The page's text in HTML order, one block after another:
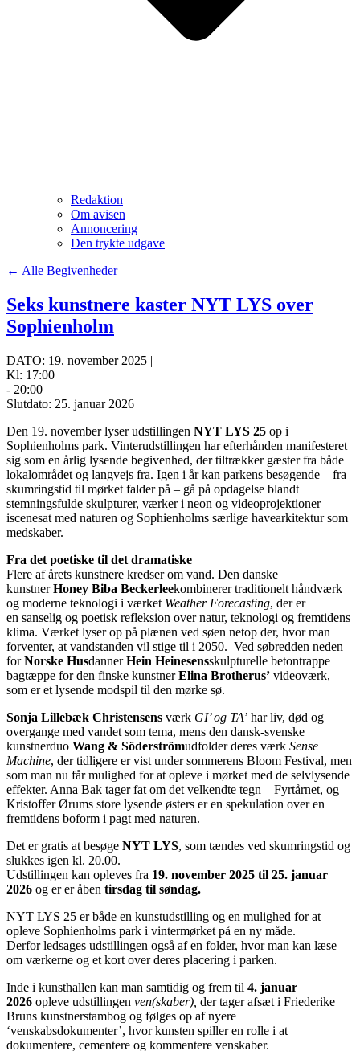
Redaktion
Om avisen
Annoncering
Den trykte udgave
← Alle Begivenheder
Seks kunstnere kaster NYT LYS over
Sophienholm
DATO: 19. november 2025 |
Kl: 17:00
- 20:00
Slutdato: 25. januar 2026
Den 19. november lyser udstillingen NYT LYS 25 op i
Sophienholms park. Vinterudstillingen har efterhånden manifesteret
sig som en årlig lysende begivenhed, der tiltrækker gæster fra både
lokalområdet og langvejs fra. Igen i år kan parkens besøgende – fra
skumringstid til mørket falder på – gå på opdagelse blandt
stemningsfulde skulpturer, værker i neon og videoprojektioner
iscenesat med naturen og Sophienholms særlige havearkitektur som
medskaber.
Fra det poetiske til det dramatiske
Flere af årets kunstnere kredser om vand. Den danske
kunstnerHoney Biba Beckerleekombinerer traditionelt håndværk
og moderne teknologi i værket Weather Forecasting, der er
en sanselig og poetisk refleksion over natur, teknologi og fremtidens
klima. Værket lyser op på plænen ved søen netop der, hvor man
forventer, at vandstanden vil stige til i 2050. Ved søbredden neden
forNorske HusdannerHein Heinesensskulpturelle betontrappe
bagtæppe for den finske kunstnerElina Brotherus’ videoværk,
som er et lysende modspil til den mørke sø.
Sonja Lillebæk Christensens værk GI’ og TA’ har liv, død og
overgange med vandet som tema, mens den dansk-svenske
kunstnerduo Wang & Söderströmudfolder deres værk Sense
Machine, der tidligere er vist under sommerens Bloom Festival, men
som man nu får mulighed for at opleve i mørket med de selvlysende
effekter. Anna Bak tager fat om det velkendte tegn – Fyrtårnet, og
Kristoffer Ørums store lysende østers er en spekulation over en
fremtidens boform i pagt med naturen.
Det er gratis at besøge NYT LYS, som tændes ved skumringstid og
slukkes igen kl. 20.00.
Udstillingen kan opleves fra 19. november 2025 til 25. januar
2026 og er er åben tirsdag til søndag.
NYT LYS 25 er både en kunstudstilling og en mulighed for at
opleve Sophienholms park i vintermørket på en ny måde.
Derfor ledsages udstillingen også af en folder, hvor man kan læse
om værkerne og et kort over deres placering i parken.
Inde i kunsthallen kan man samtidig og frem til 4. januar
2026 opleve udstillingen ven(skaber) der tager afsæt i Friederike
Bruns kunstnerstambog og følges op af nyere
‘venskabsdokumenter’, hvor kunsten spiller en rolle i at
dokumentere, cementere og kommentere venskaber.